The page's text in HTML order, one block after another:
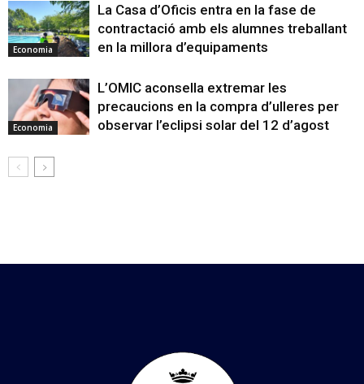
Economia
La Casa d’Oficis entra en la fase de
contractació amb els alumnes treballant
en la millora d’equipaments
Economia
L’OMIC aconsella extremar les
precaucions en la compra d’ulleres per
observar l’eclipsi solar del 12 d’agost